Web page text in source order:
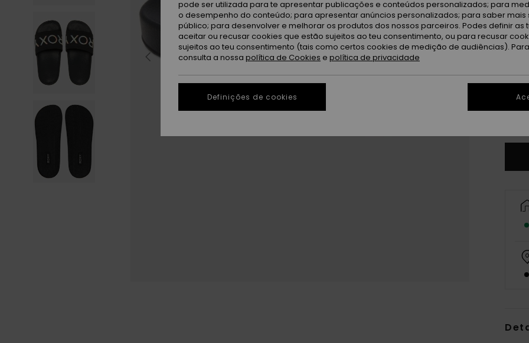
34
pode ser utilizada para te apresentar publicações e conteúdos personalizados; para
o desempenho do conteúdo; para apresentar anúncios personalizados; para saber mais
público; para desenvolver e melhorar os produtos dos nossos parceiros. Podes definir as
aceitar ou recusar cookies que estão sujeitos ao teu consentimento, ou para recusar
sujeitos ao teu consentimento (tais como certos cookies de medição de audiências).
consulta a nossa política de Cookies e política de privacidade
Definições de cookies